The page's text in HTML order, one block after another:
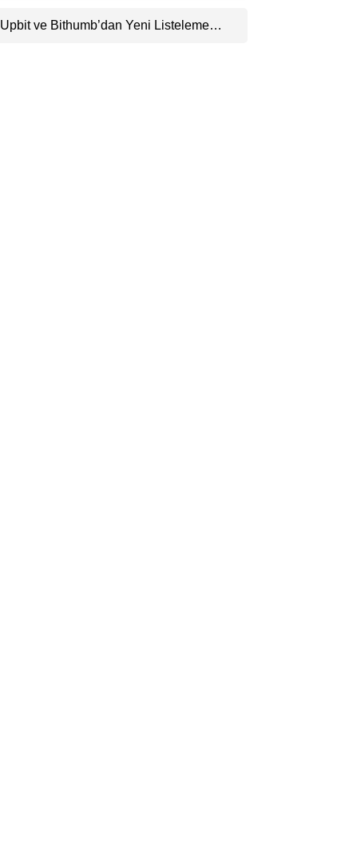
Upbit ve Bithumb’dan Yeni Listeleme